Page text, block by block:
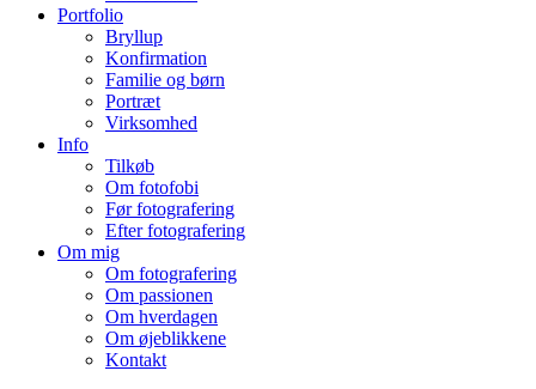
Portfolio
Bryllup
Konfirmation
Familie og børn
Portræt
Virksomhed
Info
Tilkøb
Om fotofobi
Før fotografering
Efter fotografering
Om mig
Om fotografering
Om passionen
Om hverdagen
Om øjeblikkene
Kontakt